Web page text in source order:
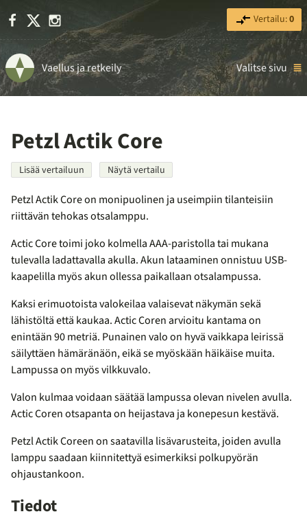
Facebook Instagram Vertailu:0
Vaellus ja retkeily Valitse sivu
Petzl Actik Core
Lisää vertailuun Näytä vertailu
Petzl Actik Core on monipuolinen ja useimpiin tilanteisiin
riittävän tehokas otsalamppu.
Actic Core toimi joko kolmella AAA-paristolla tai mukana
tulevalla ladattavalla akulla. Akun lataaminen onnistuu USB-
kaapelilla myös akun ollessa paikallaan otsalampussa.
Kaksi erimuotoista valokeilaa valaisevat näkymän sekä
lähistöltä että kaukaa. Actic Coren arvioitu kantama on
enintään 90 metriä. Punainen valo on hyvä vaikkapa leirissä
säilyttäen hämäränäön, eikä se myöskään häikäise muita.
Lampussa on myös vilkkuvalo.
Valon kulmaa voidaan säätää lampussa olevan nivelen avulla.
Actic Coren otsapanta on heijastava ja konepesun kestävä.
Petzl Actik Coreen on saatavilla lisävarusteita, joiden avulla
lamppu saadaan kiinnitettyä esimerkiksi polkupyörän
ohjaustankoon.
Tiedot